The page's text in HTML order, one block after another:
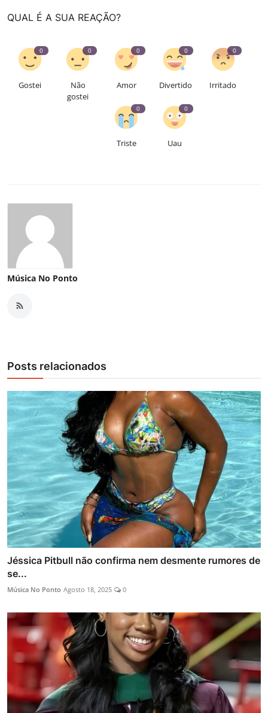
QUAL É A SUA REAÇÃO?
0
Gostei
0
Não
gostei
0
Amor
0
Divertido
0
Irritado
0
Triste
0
Uau
Música No Ponto
Posts relacionados
Jéssica Pitbull não confirma nem desmente rumores de
se...
Música No Ponto Agosto 18, 2025 0